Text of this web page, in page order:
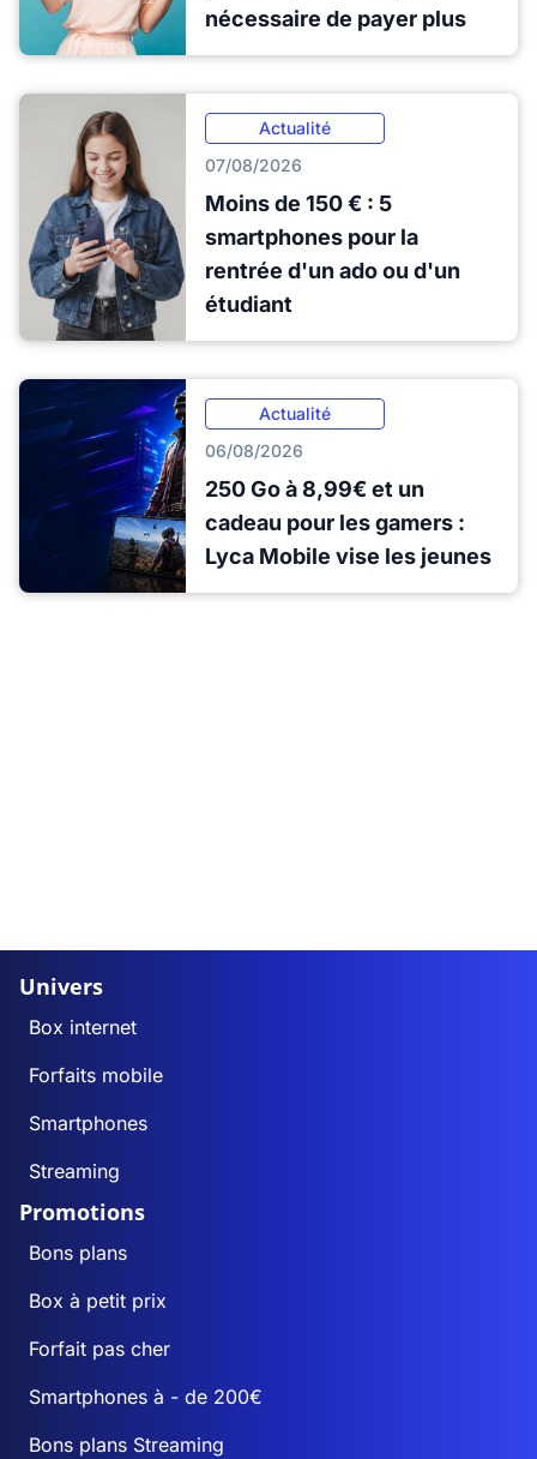
nécessaire de payer plus
Actualité
07/08/2026
Moins de 150 € : 5
smartphones pour la
rentrée d'un ado ou d'un
étudiant
Actualité
06/08/2026
250 Go à 8,99€ et un
cadeau pour les gamers :
Lyca Mobile vise les jeunes
Univers
Box internet
Forfaits mobile
Smartphones
Streaming
Promotions
Bons plans
Box à petit prix
Forfait pas cher
Smartphones à - de 200€
Bons plans Streaming